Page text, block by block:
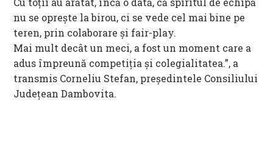
nu se oprește la birou, ci se vede cel mai bine pe
teren, prin colaborare și fair-play.
Mai mult decât un meci, a fost un moment care a
adus împreună competiția și colegialitatea.”, a
transmis Corneliu Stefan, președintele Consiliului
Județean Dambovita.